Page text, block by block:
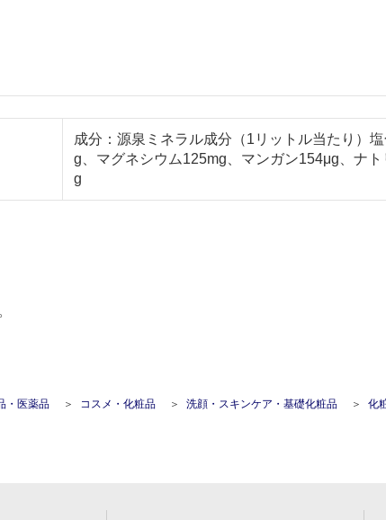
成分：源泉ミネラル成分（1リットル当たり）
g、マグネシウム125mg、マンガン154μg、ナ
g
・医薬品 コスメ・化粧品 洗顔・スキンケア・基礎化粧品 化